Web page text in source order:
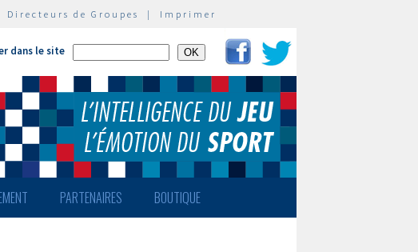
Directeurs de Groupes | Imprimer
dans le site
PARTENAIRES BOUTIQUE